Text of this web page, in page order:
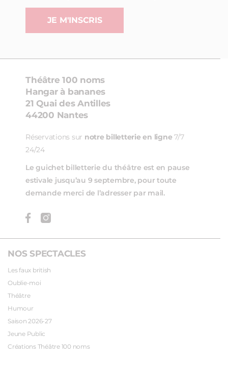
JE M'INSCRIS
NOS SPECTACLES
Les faux british
Oublie-moi
Théâtre
Humour
Saison 2026-27
Jeune Public
Créations Théâtre 100 noms
Théâtre 100 noms
Hangar à bananes
21 Quai des Antilles
44200 Nantes
Réservations sur notre billetterie en ligne 7/7
24/24
Le guichet billetterie du théâtre est en pause
estivale jusqu’au 9 septembre, pour toute
demande merci de l’adresser par mail.